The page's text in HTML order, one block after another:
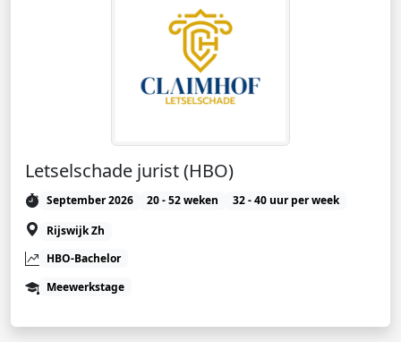
Letselschade jurist (HBO)
September 2026 20 - 52 weken
32 - 40 uur per week
Rijswijk Zh
HBO-Bachelor
Meewerkstage